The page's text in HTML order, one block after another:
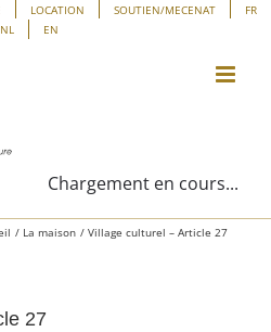
LOCATION SOUTIEN/MECENAT
FR
NL
EN
Chargement en cours...
La maison Village culturel – Article 27
27